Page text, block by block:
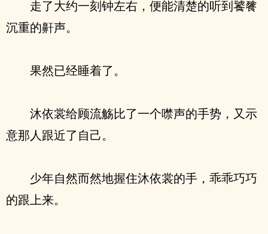
走了大约一刻钟左右，便能清楚的听到饕餮
沉重的鼾声。
果然已经睡着了。
沐依裳给顾流觞比了一个噤声的手势，又示
意那人跟近了自己。
少年自然而然地握住沐依裳的手，乖乖巧巧
的跟上来。